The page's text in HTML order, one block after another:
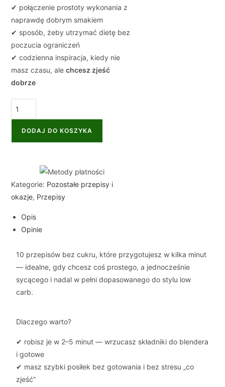
✔ połączenie prostoty wykonania z
naprawdę dobrym smakiem
✔ sposób, żeby utrzymać dietę bez
poczucia ograniczeń
✔ codzienna inspiracja, kiedy nie
masz czasu, alechcesz zjeść
dobrze
DODAJ DO KOSZYKA
Kategorie: Pozostałe przepisy i
okazje, Przepisy
Opis
Opinie
10 przepisów bez cukru, które przygotujesz w kilka minut
— idealne, gdy chcesz coś prostego, a jednocześnie
sycącego i nadal w pełni dopasowanego do stylu low
carb.
Dlaczego warto?
✔ robisz je w 2–5 minut — wrzucasz składniki do blendera
i gotowe
✔ masz szybki posiłek bez gotowania i bez stresu „co
zjeść”